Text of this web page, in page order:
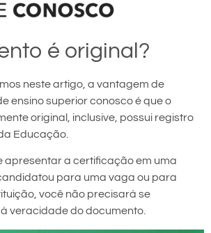
é original?
neste artigo, a vantagem de
ensino superior conosco é que o
original, inclusive, possui registro
Educação.
apresentar a certificação em uma
para uma vaga ou para
você não precisará se
veracidade do documento.